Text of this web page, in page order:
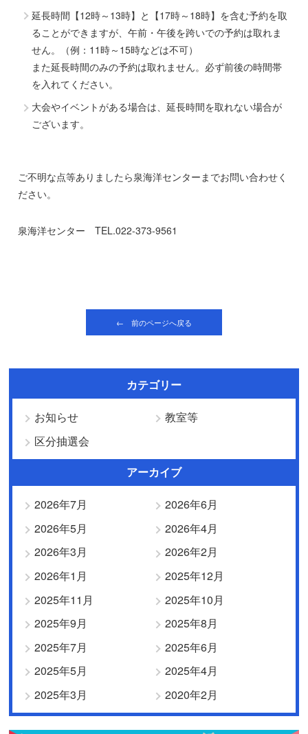
延長時間【12時～13時】と【17時～18時】を含む予約を取
ることができますが、午前・午後を跨いでの予約は取れま
せん。（例：11時～15時などは不可）
また延長時間のみの予約は取れません。必ず前後の時間帯
を入れてください。
大会やイベントがある場合は、延長時間を取れない場合が
ございます。
ご不明な点等ありましたら泉海洋センターまでお問い合わせく
ださい。
泉海洋センター TEL.022-373-9561
← 前のページへ戻る
カテゴリー
お知らせ
教室等
区分抽選会
アーカイブ
2026年7月
2026年6月
2026年5月
2026年4月
2026年3月
2026年2月
2026年1月
2025年12月
2025年11月
2025年10月
2025年9月
2025年8月
2025年7月
2025年6月
2025年5月
2025年4月
2025年3月
2020年2月